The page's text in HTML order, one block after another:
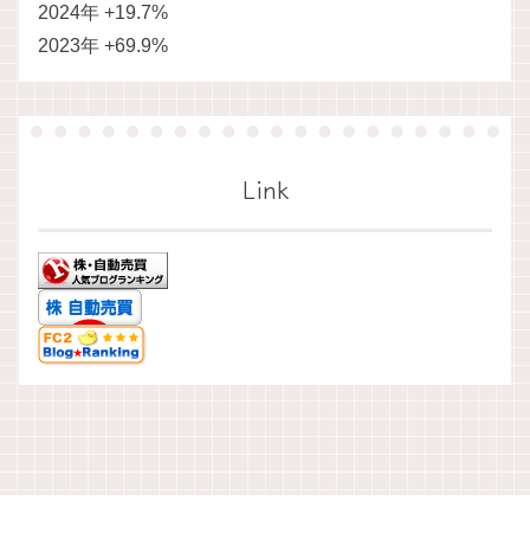
2024年 +19.7%
2023年 +69.9%
Link